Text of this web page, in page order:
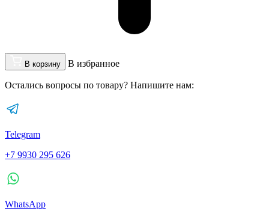
В корзину В избранное
Остались вопросы по товару? Напишите нам:
Telegram
+7 9930 295 626
WhatsApp